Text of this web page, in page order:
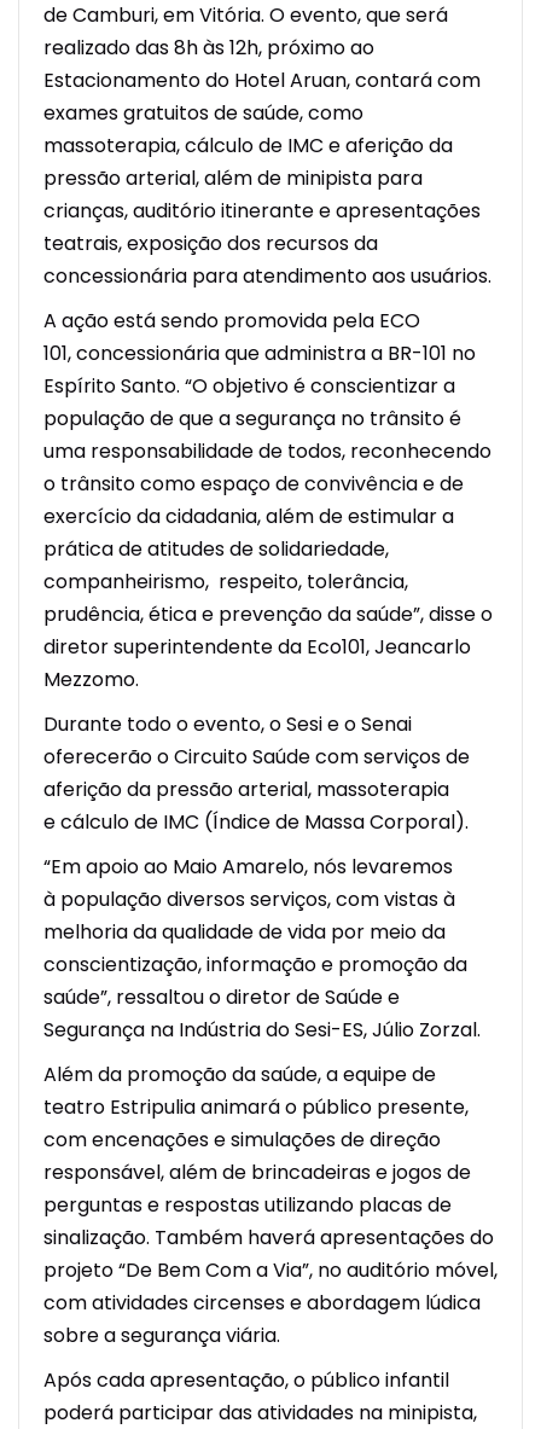
de Camburi, em Vitória. O evento, que será
realizado das 8h às 12h, próximo ao
Estacionamento do Hotel Aruan, contará com
exames gratuitos de saúde, como
massoterapia, cálculo de IMC e aferição da
pressão arterial, além de minipista para
crianças, auditório itinerante e apresentações
teatrais, exposição dos recursos da
concessionária para atendimento aos usuários.
A ação está sendo promovida pela ECO
101, concessionária que administra a BR-101 no
Espírito Santo. “O objetivo é conscientizar a
população de que a segurança no trânsito é
uma responsabilidade de todos, reconhecendo
o trânsito como espaço de convivência e de
exercício da cidadania, além de estimular a
prática de atitudes de solidariedade,
companheirismo, respeito, tolerância,
prudência, ética e prevenção da saúde”, disse o
diretor superintendente da Eco101, Jeancarlo
Mezzomo.
Durante todo o evento, o Sesi e o Senai
oferecerão o Circuito Saúde com serviços de
aferição da pressão arterial, massoterapia
e cálculo de IMC (Índice de Massa Corporal).
“Em apoio ao Maio Amarelo, nós levaremos
à população diversos serviços, com vistas à
melhoria da qualidade de vida por meio da
conscientização, informação e promoção da
saúde”, ressaltou o diretor de Saúde e
Segurança na Indústria do Sesi-ES, Júlio Zorzal.
Além da promoção da saúde, a equipe de
teatro Estripulia animará o público presente,
com encenações e simulações de direção
responsável, além de brincadeiras e jogos de
perguntas e respostas utilizando placas de
sinalização. Também haverá apresentações do
projeto “De Bem Com a Via”, no auditório móvel,
com atividades circenses e abordagem lúdica
sobre a segurança viária.
Após cada apresentação, o público infantil
poderá participar das atividades na minipista,